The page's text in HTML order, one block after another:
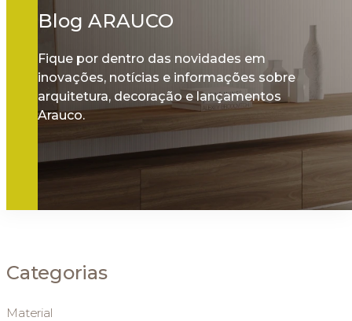
Blog ARAUCO
Fique por dentro das novidades em
inovações, notícias e informações sobre
arquitetura, decoração e lançamentos
Arauco.
Categorias
Material